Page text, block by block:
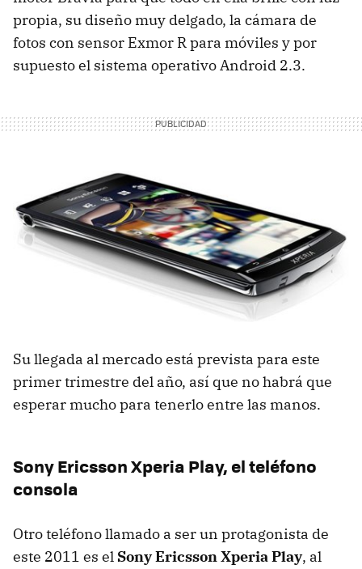
propia, su diseño muy delgado, la cámara de
fotos con sensor Exmor R para móviles y por
supuesto el sistema operativo Android 2.3.
Su llegada al mercado está prevista para este
primer trimestre del año, así que no habrá que
esperar mucho para tenerlo entre las manos.
Sony Ericsson Xperia Play, el teléfono
consola
Otro teléfono llamado a ser un protagonista de
este 2011 es el Sony Ericsson Xperia Play, al